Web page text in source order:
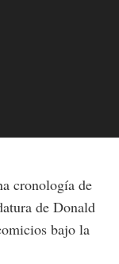
cronología de
de Donald
bajo la